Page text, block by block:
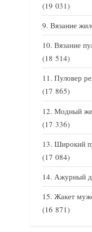
(19 031)
Вязание
Вязание
(18 514)
Пуловер
(17 865)
Модный
(17 336)
Широкий
(17 084)
Ажурный
Жакет
(16 871)